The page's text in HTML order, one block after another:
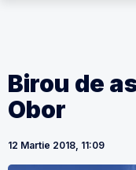
Birou de
Obor
12 Martie 2018, 11:09